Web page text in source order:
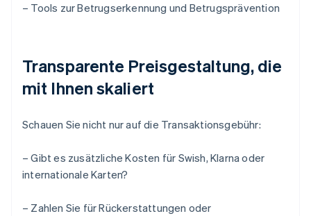
– Tools zur Betrugserkennung und Betrugsprävention
Transparente Preisgestaltung, die
mit Ihnen skaliert
Schauen Sie nicht nur auf die Transaktionsgebühr:
– Gibt es zusätzliche Kosten für Swish, Klarna oder
internationale Karten?
– Zahlen Sie für Rückerstattungen oder